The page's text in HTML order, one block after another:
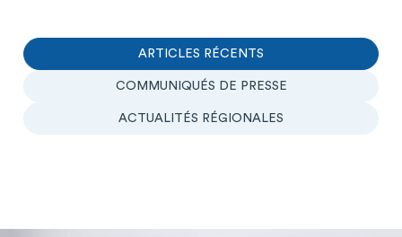
ARTICLES RÉCENTS
COMMUNIQUÉS DE PRESSE
ACTUALITÉS RÉGIONALES